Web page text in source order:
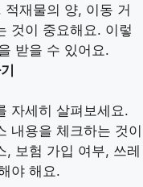
재물의 양, 이동 거
것이 중요해요. 이렇
받을 수 있어요.
자세히 살펴보세요.
내용을 체크하는 것이
, 보험 가입 여부, 쓰레
야 해요.